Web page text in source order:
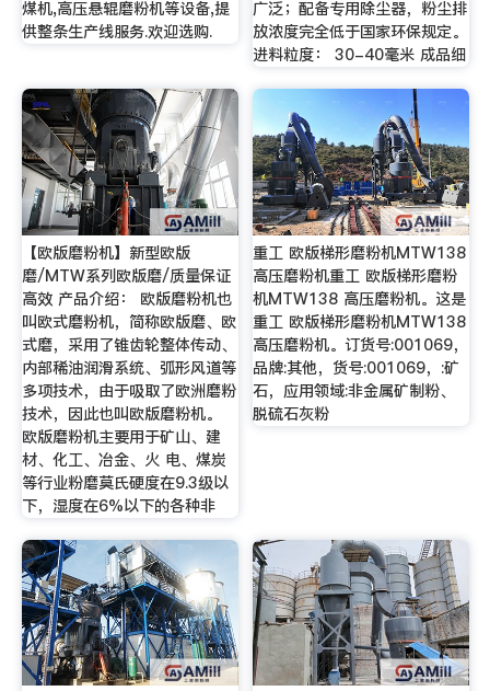
煤机,高压悬辊磨粉机等设备,提
供整条生产线服务.欢迎选购.
广泛；配备专用除尘器，粉尘排
放浓度完全低于国家环保规定。
进料粒度： 30-40毫米 成品细
【欧版磨粉机】新型欧版
磨/MTW系列欧版磨/质量保证
高效 产品介绍： 欧版磨粉机也
叫欧式磨粉机，简称欧版磨、欧
式磨，采用了锥齿轮整体传动、
内部稀油润滑系统、弧形风道等
多项技术，由于吸取了欧洲磨粉
技术，因此也叫欧版磨粉机。
欧版磨粉机主要用于矿山、建
材、化工、冶金、火 电、煤炭
等行业粉磨莫氏硬度在9.3级以
下，湿度在6%以下的各种非
重工 欧版梯形磨粉机MTW138
高压磨粉机重工 欧版梯形磨粉
机MTW138 高压磨粉机。这是
重工 欧版梯形磨粉机MTW138
高压磨粉机。订货号:001069，
品牌:其他，货号:001069，:矿
石，应用领域:非金属矿制粉、
脱硫石灰粉